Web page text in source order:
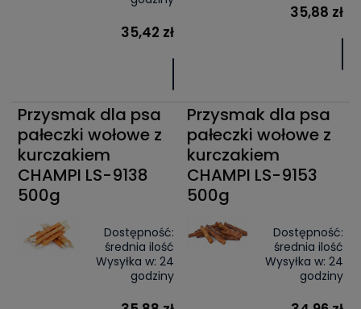
35,42 zł
35,88 zł
Przysmak dla psa
pałeczki wołowe z
kurczakiem
CHAMPI LS-9138
500g
Dostępność:
średnia ilość
Wysyłka w: 24
godziny
Przysmak dla psa
pałeczki wołowe z
kurczakiem
CHAMPI LS-9153
500g
Dostępność:
średnia ilość
Wysyłka w: 24
godziny